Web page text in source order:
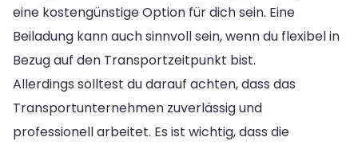
eine kostengünstige Option für dich sein. Eine
Beiladung kann auch sinnvoll sein, wenn du flexibel in
Bezug auf den Transportzeitpunkt bist.
Allerdings solltest du darauf achten, dass das
Transportunternehmen zuverlässig und
professionell arbeitet. Es ist wichtig, dass die